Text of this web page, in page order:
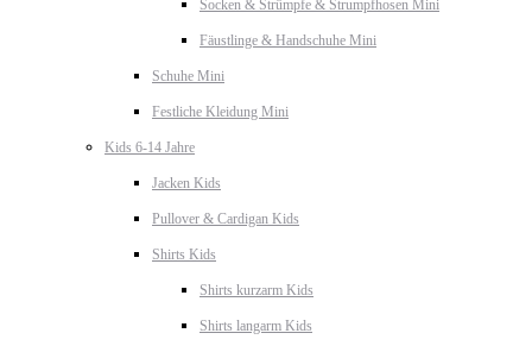
Socken & Strümpfe & Strumpfhosen Mini
Fäustlinge & Handschuhe Mini
Schuhe Mini
Festliche Kleidung Mini
Kids 6-14 Jahre
Jacken Kids
Pullover & Cardigan Kids
Shirts Kids
Shirts kurzarm Kids
Shirts langarm Kids